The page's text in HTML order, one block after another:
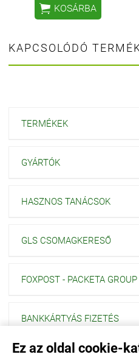
Ez az oldal cookie-
 KOSÁRBA
KAPCSOLÓDÓ
TERMÉKEK
GYÁRTÓK
HASZNOS TANÁCSOK
GLS CSOMAGKERESŐ
FOXPOST - PACKETA
BANKKÁRTYÁS FIZETÉS
Navigáció